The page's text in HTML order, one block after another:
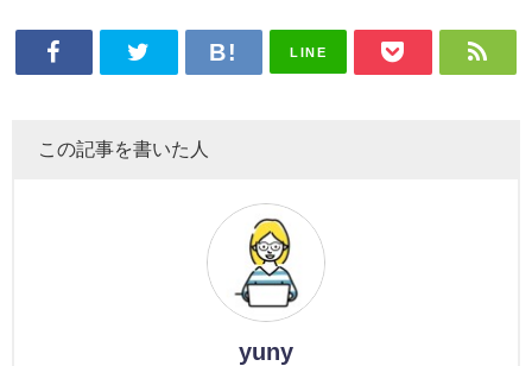
LINE
この記事を書いた人
yuny